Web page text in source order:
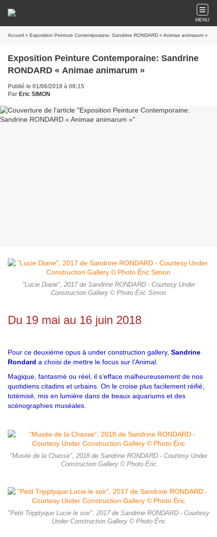
MENU
Accueil » Exposition Peinture Contemporaine: Sandrine RONDARD « Animae animarum »
Exposition Peinture Contemporaine: Sandrine
RONDARD « Animae animarum »
Publié le 01/06/2018 à 08:15
Par Eric SIMON
"Lucie Diane", 2017 de Sandrine RONDARD - Courtesy Under
Construction Gallery © Photo Éric Simon
Du 19 mai au 16 juin 2018
Pour ce deuxième opus à under construction gallery, Sandrine
Rondard a choisi de mettre le focus sur l’Animal.
Magique, fantasmé ou réel, il s’efface malheureusement de nos
quotidiens citadins et urbains. On le croise plus facilement réifié,
totémisé, mis en lumière dans de beaux aquariums et des
scénographies muséales.
"Musée de la Chasse", 2018 de Sandrine RONDARD - Courtesy Under
Construction Gallery © Photo Éric
"Petit Tripptyque Lucie le soir", 2017 de Sandrine RONDARD - Courtesy
Under Construction Gallery © Photo Éric